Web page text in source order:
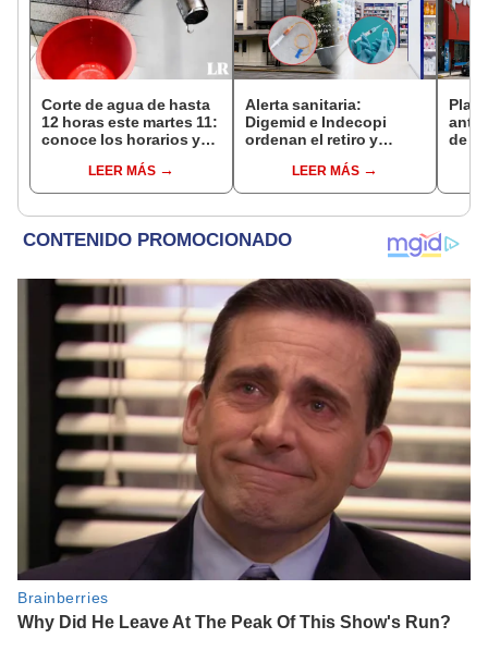
Corte de agua de hasta
12 horas este martes 11:
conoce los horarios y
Miraflores, SJL, Los
Olivos y más
LEER MÁS
Alerta sanitaria:
Digemid e Indecopi
ordenan el retiro y
productos médicos
contra el cáncer por
LEER MÁS
de